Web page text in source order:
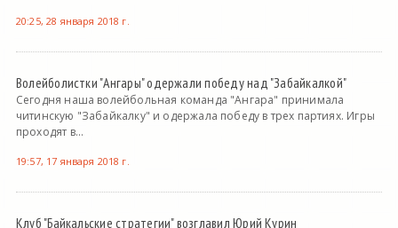
20:25, 28 января 2018 г.
Волейболистки "Ангары" одержали победу над "Забайкалкой"
Сегодня наша волейбольная команда "Ангара" принимала
читинскую "Забайкалку" и одержала победу в трех партиях. Игры
проходят в...
19:57, 17 января 2018 г.
Клуб "Байкальские стратегии" возглавил Юрий Курин